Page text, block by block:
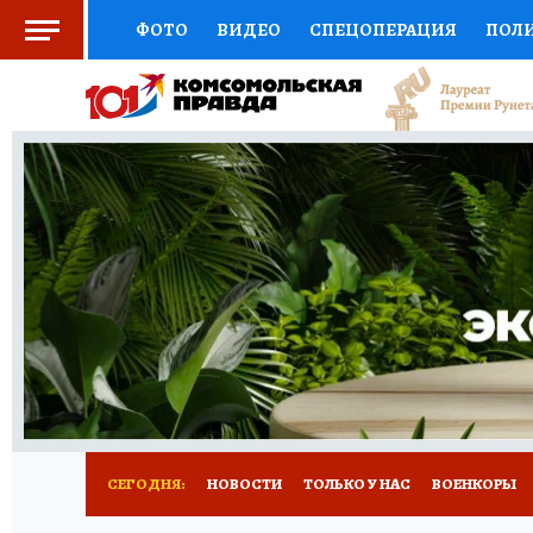
ФОТО ВИДЕО СПЕЦОПЕРАЦИЯ
СОЦПОДДЕРЖКА НАУКА СПОРТ
ВЫБОР ЭКСПЕРТОВ ДОКТОР
КНИЖНАЯ ПОЛКА ПРОГНОЗЫ НА СПОРТ
ПРЕСС-ЦЕНТР НЕДВИЖИМОСТЬ
РАДИО КП РЕКЛАМА ТЕСТЫ НОВОЕ
СЕГОДНЯ: НОВОСТИ ТОЛЬКО У НАС ВОЕНКОРЫ